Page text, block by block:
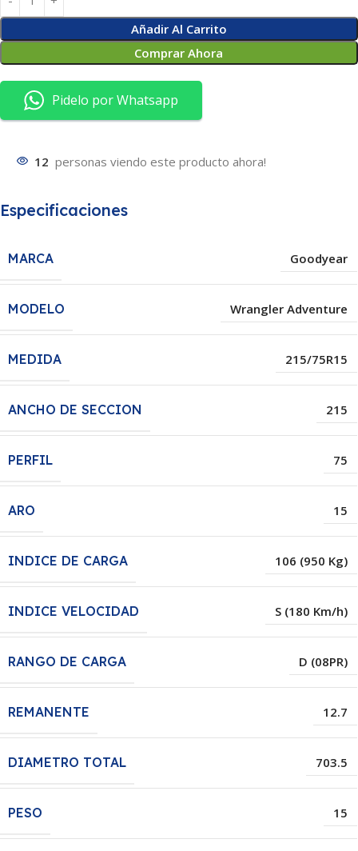
Añadir Al Carrito
Comprar Ahora
Pidelo por Whatsapp
12 personas viendo este producto ahora!
Especificaciones
MARCA Goodyear
MODELO Wrangler Adventure
MEDIDA 215/75R15
ANCHO DE SECCION 215
PERFIL 75
ARO 15
INDICE DE CARGA 106 (950 Kg)
INDICE VELOCIDAD S (180 Km/h)
RANGO DE CARGA D (08PR)
REMANENTE 12.7
DIAMETRO TOTAL 703.5
PESO 15